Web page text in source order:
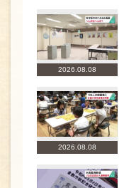
2026.08.08
2026.08.08